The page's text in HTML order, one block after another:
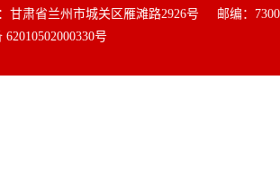
甘肃省兰州市城关区雁滩路2926号 邮编：
号